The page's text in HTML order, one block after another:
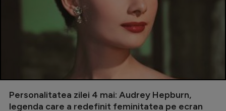
Personalitatea zilei 4 mai: Audrey Hepburn,
legenda care a redefinit feminitatea pe ecran